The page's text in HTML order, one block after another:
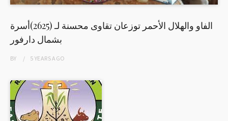
الفاو والهلال الأحمر توزعان تقاوى محسنة لـ (2625)أسرة
بشمال دارفور
BY 5 YEARSAGO